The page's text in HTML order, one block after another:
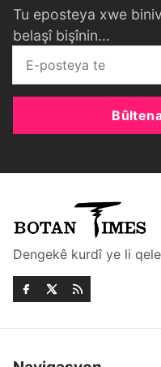
Tu eposteya xwe
belaşî bişînin...
Dengekê kurdî ye li